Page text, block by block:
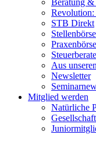
Beratung &
Revolution:
STB Direkt
Stellenbörse
Praxenbörse
Aus
Newsletter
Mitglied werden
Natürliche